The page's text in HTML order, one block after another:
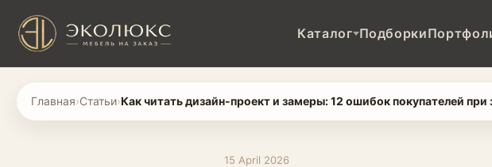
Каталог Подборки
Главная›Статьи›Как читать дизайн-проект и замеры: 12 ошибок покупателей при
15 April 2026